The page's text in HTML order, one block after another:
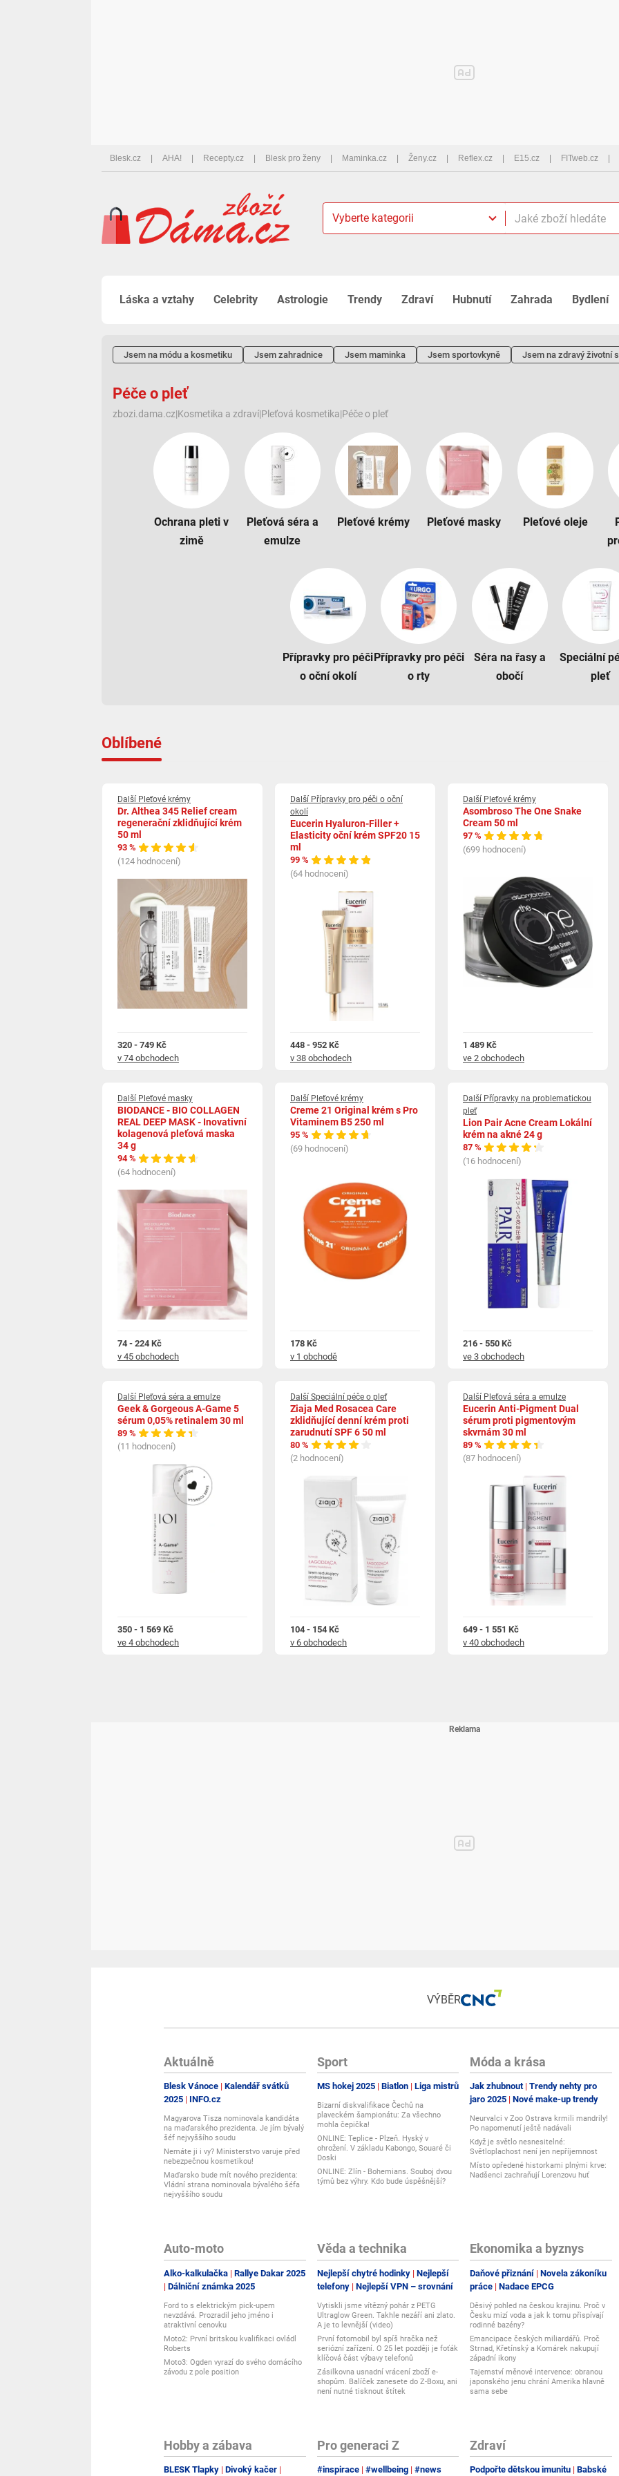
Blesk.cz AHA! Recepty.cz Blesk pro ženy Maminka.cz Ženy.cz Reflex.cz E15.cz FITweb.cz
Vyberte kategorii
Láska a vztahy Celebrity Astrologie Trendy Zdraví Hubnutí Zahrada Bydlení
Jsem na módu a kosmetiku Jsem zahradnice Jsem maminka Jsem sportovkyně Jsem na zdravý životní
Péče o pleť
zbozi.dama.cz|Kosmetika a zdraví|Pleťová kosmetika|Péče o pleť
Ochrana pleti v
zimě
Pleťová séra a
emulze
Pleťové krémy Pleťové masky Pleťové oleje
Přípravky pro péči
o oční okolí
Přípravky pro péči
o rty
Séra na řasy a
obočí
Speciální
pleť
Oblíbené
Další Pleťové krémy
Dr. Althea 345 Relief cream
regenerační zklidňující krém
50 ml
93 %
(124 hodnocení)
320 - 749 Kč
v 74 obchodech
Další Přípravky pro péči o oční
okolí
Eucerin Hyaluron-Filler +
Elasticity oční krém SPF20 15
ml
99 %
(64 hodnocení)
448 - 952 Kč
v 38 obchodech
Další Pleťové krémy
Asombroso The One Snake
Cream 50 ml
97 %
(699 hodnocení)
1 489 Kč
ve 2 obchodech
Další Pleťové masky
BIODANCE - BIO COLLAGEN
REAL DEEP MASK - Inovativní
kolagenová pleťová maska
34 g
94 %
(64 hodnocení)
74 - 224 Kč
v 45 obchodech
Další Pleťové krémy
Creme 21 Original krém s Pro
Vitaminem B5 250 ml
95 %
(69 hodnocení)
178 Kč
v 1 obchodě
Další Přípravky na problematickou
pleť
Lion Pair Acne Cream Lokální
krém na akné 24 g
87 %
(16 hodnocení)
216 - 550 Kč
ve 3 obchodech
Další Pleťová séra a emulze
Geek & Gorgeous A-Game 5
sérum 0,05% retinalem 30 ml
89 %
(11 hodnocení)
350 - 1 569 Kč
ve 4 obchodech
Další Speciální péče o pleť
Ziaja Med Rosacea Care
zklidňující denní krém proti
zarudnutí SPF 6 50 ml
80 %
(2 hodnocení)
104 - 154 Kč
v 6 obchodech
Další Pleťová séra a emulze
Eucerin Anti-Pigment Dual
sérum proti pigmentovým
skvrnám 30 ml
89 %
(87 hodnocení)
649 - 1 551 Kč
v 40 obchodech
VÝBĚR
Aktuálně
Blesk Vánoce Kalendář svátků
2025
INFO.cz
Magyarova Tisza nominovala kandidáta
na maďarského prezidenta. Je jím bývalý
šéf nejvyššího soudu
Nemáte ji i vy? Ministerstvo varuje před
nebezpečnou kosmetikou!
Maďarsko bude mít nového prezidenta:
Vládní strana nominovala bývalého šéfa
nejvyššího soudu
Sport
MS hokej 2025 Biatlon Liga mistrů
Bizarní diskvalifikace Čechů na
plaveckém šampionátu: Za všechno
mohla čepička!
ONLINE: Teplice - Plzeň. Hyský v
ohrožení. V základu Kabongo, Souaré či
Doski
ONLINE: Zlín - Bohemians. Souboj dvou
týmů bez výhry. Kdo bude úspěšnější?
Móda a krása
Jak zhubnout Trendy nehty pro
jaro 2025 Nové make-up trendy
Neurvalci v Zoo Ostrava krmili mandrily!
Po napomenutí ještě nadávali
Když je světlo nesnesitelné:
Světloplachost není jen nepříjemnost
Místo opředené historkami plnými krve:
Nadšenci zachraňují Lorenzovu huť
Auto-moto
Alko-kalkulačka Rallye Dakar 2025
Dálniční známka 2025
Ford to s elektrickým pick-upem
nevzdává. Prozradil jeho jméno i
atraktivní cenovku
Moto2: První britskou kvalifikaci ovládl
Roberts
Moto3: Ogden vyrazí do svého domácího
závodu z pole position
Věda a technika
Nejlepší chytré hodinky
Nejlepší
telefony
Nejlepší VPN – srovnání
Vytiskli jsme vítězný pohár z PETG
Ultraglow Green. Takhle nezáří ani zlato.
A je to levnější (video)
První fotomobil byl spíš hračka než
seriózní zařízení. O 25 let později je foťák
klíčová část výbavy telefonů
Zásilkovna usnadní vrácení zboží e-
shopům. Balíček zanesete do Z-Boxu, ani
není nutné tisknout štítek
Ekonomika a byznys
Daňové přiznání Novela zákoníku
práce Nadace EPCG
Děsivý pohled na českou krajinu. Proč v
Česku mizí voda a jak k tomu přispívají
rodinné bazény?
Emancipace českých miliardářů. Proč
Strnad, Křetínský a Komárek nakupují
západní ikony
Tajemství měnové intervence: obranou
japonského jenu chrání Amerika hlavně
sama sebe
Hobby a zábava
BLESK Tlapky Divoký kačer
Pro generaci Z
#inspirace #wellbeing #news
Zdraví
Podpořte dětskou imunitu Babské